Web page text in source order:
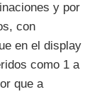
y por
con
en el display
como 1 a
que a